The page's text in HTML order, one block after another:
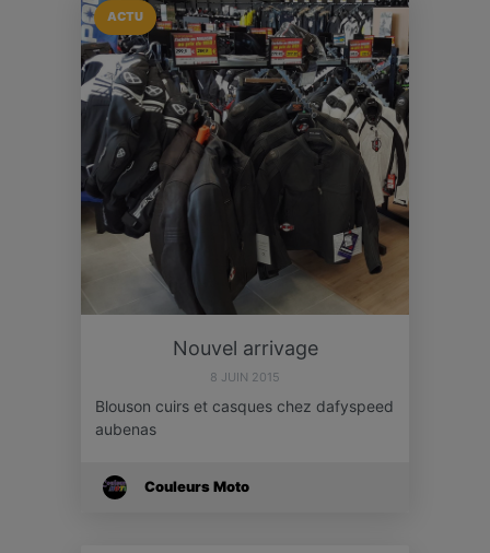
ACTU
Nouvel arrivage
8 JUIN 2015
Blouson cuirs et casques chez dafyspeed
aubenas
Couleurs Moto